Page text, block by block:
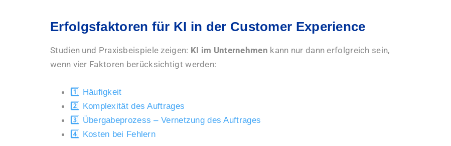
Erfolgsfaktoren für KI in der Customer Experience
Studien und Praxisbeispiele zeigen: KI im Unternehmen kann nur dann erfolgreich sein,
wenn vier Faktoren berücksichtigt werden:
1️⃣ Häufigkeit
2️⃣ Komplexität des Auftrages
3️⃣ Übergabeprozess – Vernetzung des Auftrages
4️⃣ Kosten bei Fehlern